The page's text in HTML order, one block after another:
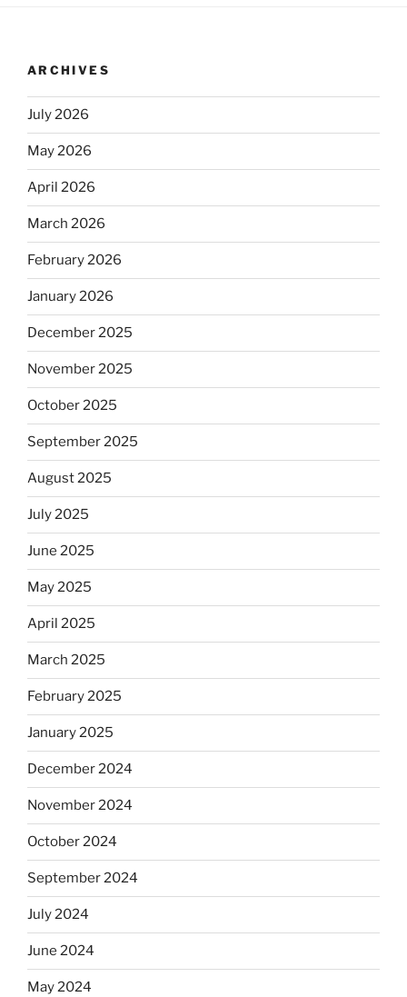
ARCHIVES
July 2026
May 2026
April 2026
March 2026
February 2026
January 2026
December 2025
November 2025
October 2025
September 2025
August 2025
July 2025
June 2025
May 2025
April 2025
March 2025
February 2025
January 2025
December 2024
November 2024
October 2024
September 2024
July 2024
June 2024
May 2024